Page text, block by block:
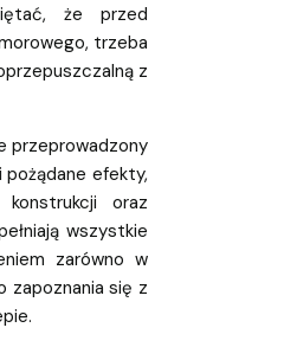
że przed
trzeba
z
przeprowadzony
efekty,
oraz
wszystkie
zarówno w
zapoznania się z